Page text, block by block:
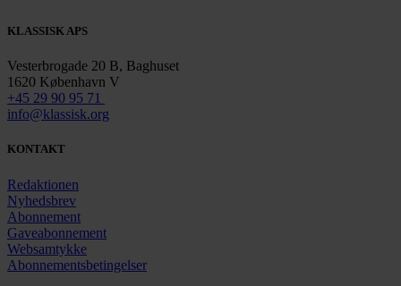
KLASSISK APS
Vesterbrogade 20 B, Baghuset
1620 København V
+45 29 90 95 71
info@klassisk.org
KONTAKT
Redaktionen
Nyhedsbrev
Abonnement
Gaveabonnement
Websamtykke
Abonnementsbetingelser